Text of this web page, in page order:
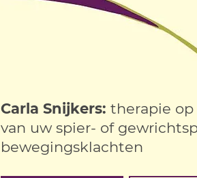
Carla Snijkers: therapie op
van uw spier- of
bewegingsklachten